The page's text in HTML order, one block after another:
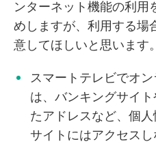
ンターネット機能の利用
めしますが、利用する場
意してほしいと思います。
スマートテレビでオ
は、バンキングサイ
たアドレスなど、個
サイトにはアクセス